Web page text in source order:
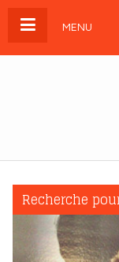
MENU
Recherche